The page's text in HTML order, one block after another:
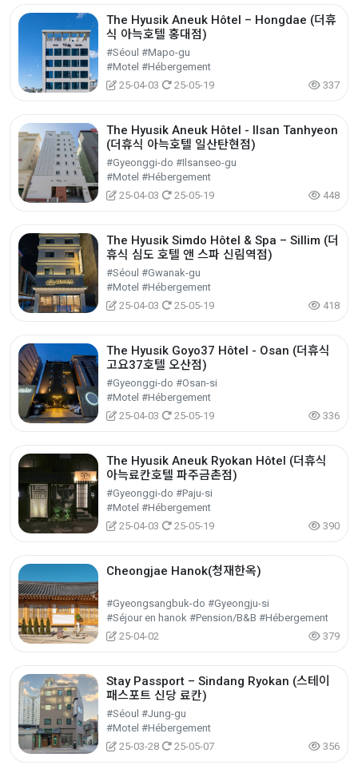
The Hyusik Aneuk Hôtel – Hongdae (더휴
식 아늑호텔 홍대점)
#Séoul #Mapo-gu
#Motel #Hébergement
25-04-03
25-05-19 337
The Hyusik Aneuk Hôtel - Ilsan Tanhyeon
(더휴식 아늑호텔 일산탄현점)
#Gyeonggi-do #Ilsanseo-gu
#Motel #Hébergement
25-04-03
25-05-19 448
The Hyusik Simdo Hôtel & Spa – Sillim (더
휴식 심도 호텔 앤 스파 신림역점)
#Séoul #Gwanak-gu
#Motel #Hébergement
25-04-03
25-05-19 418
The Hyusik Goyo37 Hôtel - Osan (더휴식
고요37호텔 오산점)
#Gyeonggi-do #Osan-si
#Motel #Hébergement
25-04-03
25-05-19 336
The Hyusik Aneuk Ryokan Hôtel (더휴식
아늑료칸호텔 파주금촌점)
#Gyeonggi-do #Paju-si
#Motel #Hébergement
25-04-03
25-05-19 390
Cheongjae Hanok(청재한옥)
#Gyeongsangbuk-do #Gyeongju-si
#Séjour en hanok #Pension/B&B #Hébergement
25-04-02
379
Stay Passport – Sindang Ryokan (스테이
패스포트 신당 료칸)
#Séoul #Jung-gu
#Motel #Hébergement
25-03-28
25-05-07 356